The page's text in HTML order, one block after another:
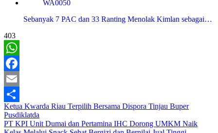
Sebanyak 7 PAC dan 33 Ranting Menolak Kimlan sebagai…
403
WhatsApp
Facebook
Email
Share
Navigasi
pos
Ketua Kwarda Riau Terpilih Bersama Dispora Tinjau Buper
Pusdiklatda
PT KPI Unit Dumai dan Pertamina IHC Dorong UMKM Naik